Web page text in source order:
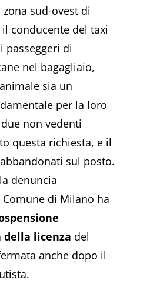
sud-ovest di
conducente del taxi
passeggeri di
nel bagagliaio,
sia un
per la loro
non vedenti
questa richiesta, e il
sul posto.
denuncia
di Milano ha
licenza del
anche dopo il